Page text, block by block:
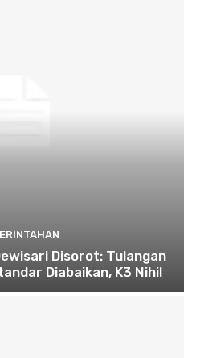
Disorot: Tulangan
Diabaikan, K3 Nihil